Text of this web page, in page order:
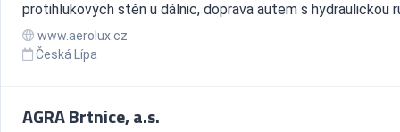
protihlukových stěn u dálnic, doprava autem s hydraulickou
www.aerolux.cz
Česká Lípa
AGRA Brtnice, a.s.